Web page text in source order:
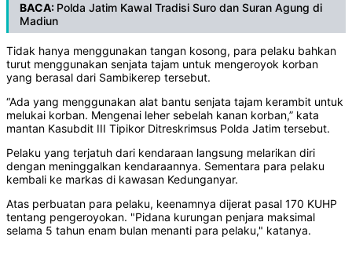
BACA: Polda Jatim Kawal Tradisi Suro dan Suran Agung di
Madiun
Tidak hanya menggunakan tangan kosong, para pelaku bahkan
turut menggunakan senjata tajam untuk mengeroyok korban
yang berasal dari Sambikerep tersebut.
“Ada yang menggunakan alat bantu senjata tajam kerambit untuk
melukai korban. Mengenai leher sebelah kanan korban,” kata
mantan Kasubdit III Tipikor Ditreskrimsus Polda Jatim tersebut.
Pelaku yang terjatuh dari kendaraan langsung melarikan diri
dengan meninggalkan kendaraannya. Sementara para pelaku
kembali ke markas di kawasan Kedunganyar.
Atas perbuatan para pelaku, keenamnya dijerat pasal 170 KUHP
tentang pengeroyokan. "Pidana kurungan penjara maksimal
selama 5 tahun enam bulan menanti para pelaku," katanya.